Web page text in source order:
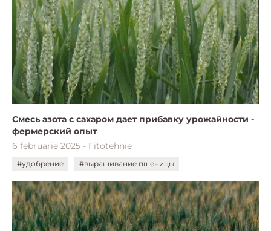
Смесь азота с сахаром дает прибавку урожайности -
фермерский опыт
6 februarie 2025 - Fitotehnie
#удобрение #выращивание пшеницы